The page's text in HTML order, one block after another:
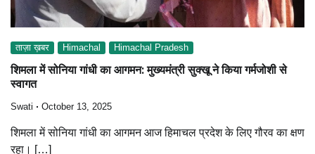
ताज़ा ख़बर Himachal Himachal Pradesh
शिमला में सोनिया गांधी का आगमन: मुख्यमंत्री सुक्खू ने किया गर्मजोशी से
स्वागत
Swati October 13, 2025
शिमला में सोनिया गांधी का आगमन आज हिमाचल प्रदेश के लिए गौरव का क्षण
रहा। […]